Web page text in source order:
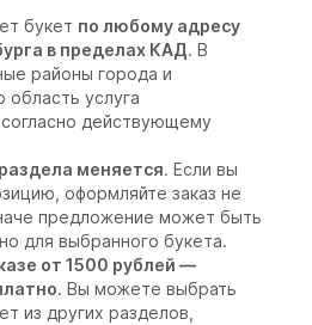
букет по любому адресу
в пределах КАД. В
районы города и
область услуга
действующему
меняется. Если вы
оформляйте заказ не
предложение может быть
для выбранного букета.
от 1500 рублей —
. Вы можете выбрать
из других разделов,